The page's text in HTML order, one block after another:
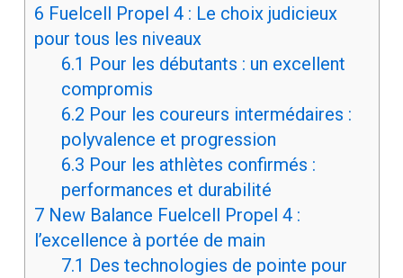
6 Fuelcell Propel 4 : Le choix judicieux
pour tous les niveaux
6.1 Pour les débutants : un excellent
compromis
6.2 Pour les coureurs intermédaires :
polyvalence et progression
6.3 Pour les athlètes confirmés :
performances et durabilité
7New Balance Fuelcell Propel 4 :
l’excellence à portée de main
7.1 Des technologies de pointe pour